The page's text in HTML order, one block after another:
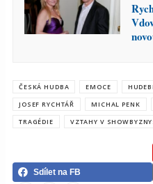
ČESKÁ HUDBA EMOCE
JOSEF RYCHTÁŘ
MICHAL PENK
TRAGÉDIE
VZTAHY V
Sdílet na FB